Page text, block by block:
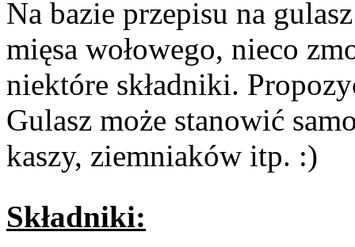
Na bazie przepisu na
mięsa wołowego, nieco
niektóre składniki.
Gulasz może stanowić
kaszy, ziemniaków itp. :)
Składniki: